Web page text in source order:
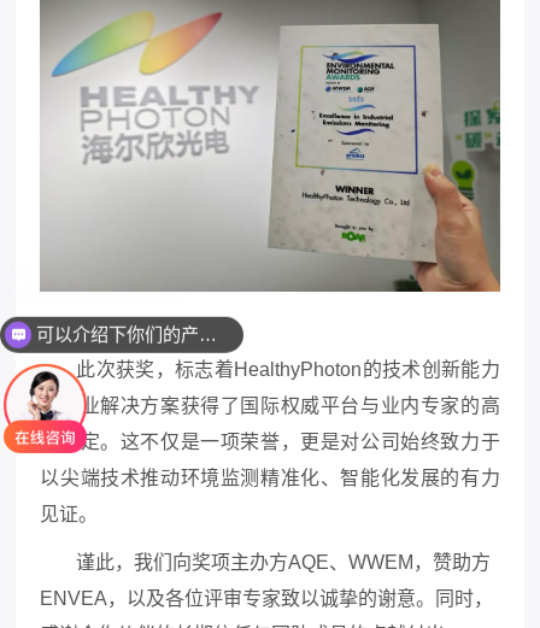
此次获奖，标志着HealthyPhoton的技术创新能力
和专业解决方案获得了国际权威平台与业内专家的高
度肯定。这不仅是一项荣誉，更是对公司始终致力于
以尖端技术推动环境监测精准化、智能化发展的有力
见证。
谨此，我们向奖项主办方AQE、WWEM，赞助方
ENVEA，以及各位评审专家致以诚挚的谢意。同时，
可以介绍下你们的产品么